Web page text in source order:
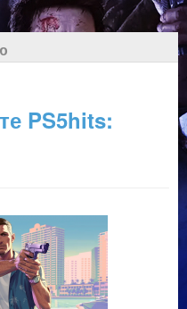
PS5hits: